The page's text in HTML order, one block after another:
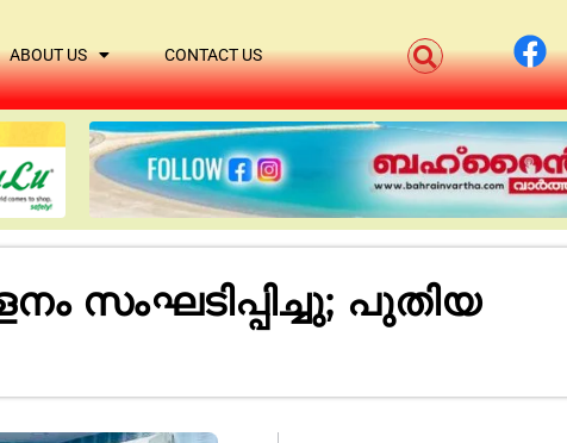
ABOUT US CONTACT US
സംഘടിപ്പിച്ചു; പുതിയ